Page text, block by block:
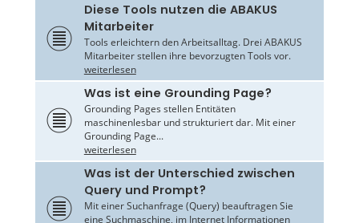
Diese Tools nutzen die ABAKUS
Mitarbeiter
Tools erleichtern den Arbeitsalltag. Drei ABAKUS
Mitarbeiter stellen ihre bevorzugten Tools vor.
weiterlesen
Was ist eine Grounding Page?
Grounding Pages stellen Entitäten
maschinenlesbar und strukturiert dar. Mit einer
Grounding Page...
weiterlesen
Was ist der Unterschied zwischen
Query und Prompt?
Mit einer Suchanfrage (Query) beauftragen Sie
eine Suchmaschine, im Internet Informationen